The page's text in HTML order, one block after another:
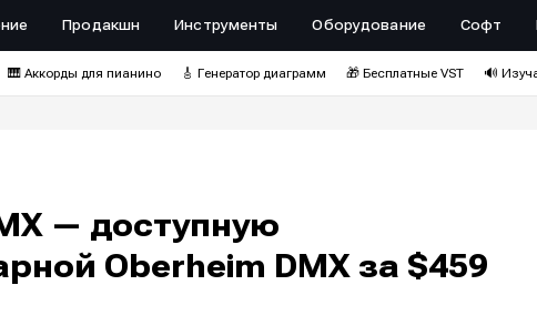
Продакшн Инструменты Оборудование Софт
🎹 Аккорды для пианино 🎸 Генератор диаграмм 🎁 Бесплатные VST 🔊
— доступную
Oberheim DMX за $459